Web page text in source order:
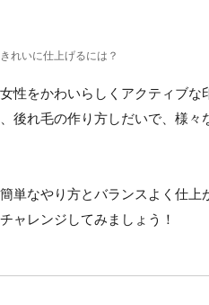
れいに仕上げるには？
性をかわいらしくアクティブな
後れ毛の作り方しだいで、様々
単なやり方とバランスよく仕上
ャレンジしてみましょう！